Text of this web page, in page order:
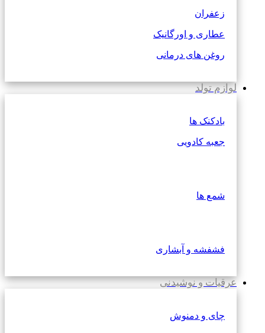
زعفران
عطاری و اورگانیک
روغن های درمانی
لوازم تولد
بادکنک ها
جعبه کادویی
شمع ها
فشفشه و آبشاری
عرقیات و نوشیدنی
چای و دمنوش